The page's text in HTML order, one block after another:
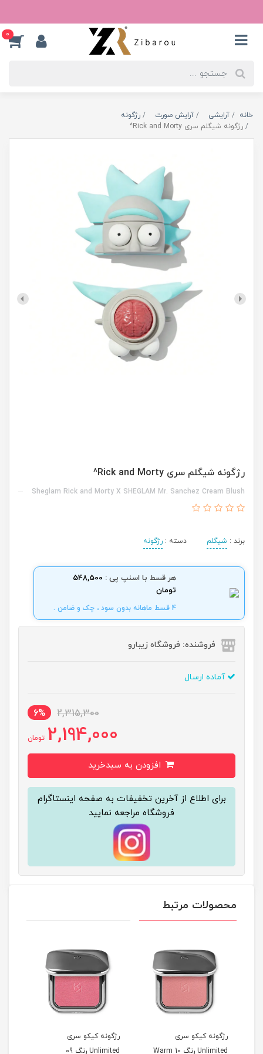
0
خانه آرایشی آرایش صورت
رژگونه
رژگونه شیگلم سری Rick and Morty^
رژگونه شیگلم سری Rick and Morty^
Sheglam Rick and Morty X SHEGLAM Mr. Sanchez Cream Blush
برند : شیگلم دسته : رژگونه
هر قسط با اسنپ پی : 548,500
تومان
4 قسط ماهانه بدون سود ، چک و ضامن .
فروشنده: فروشگاه زیبارو
آماده ارسال
2,315,300
6%
2,194,000 تومان
برای اطلاع از آخرین تخفیفات به صفحه اینستاگرام
فروشگاه مراجعه نمایید
محصولات مرتبط
رژگونه کیکو سری
Unlimited رنگ 10 Warm
رژگونه کیکو سری
Unlimited رنگ 09